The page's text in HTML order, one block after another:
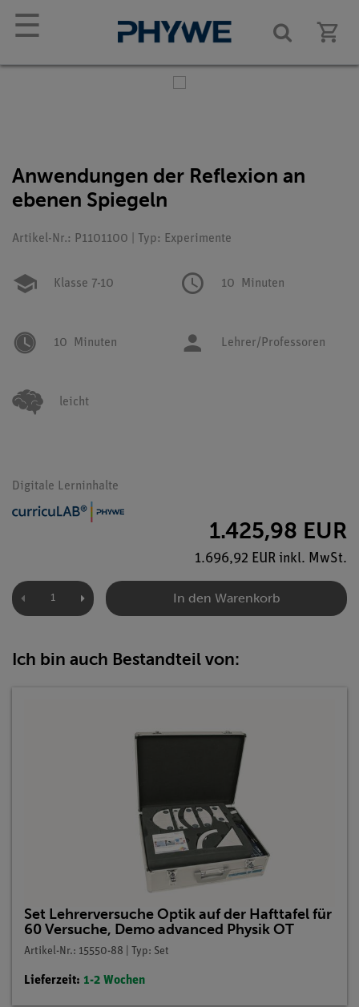
☰
Anwendungen der Reflexion an
ebenen Spiegeln
Artikel-Nr.: P1101100 | Typ: Experimente
Klasse 7-10 10 Minuten
10 Minuten Lehrer/Professoren
leicht
Digitale Lerninhalte
1.425,98 EUR
1.696,92 EUR inkl. MwSt.
In den Warenkorb
Ich bin auch Bestandteil von:
Set Lehrerversuche Optik auf der Hafttafel für
60 Versuche, Demo advanced Physik OT
Artikel-Nr.: 15550-88 | Typ: Set
Lieferzeit: 1-2 Wochen